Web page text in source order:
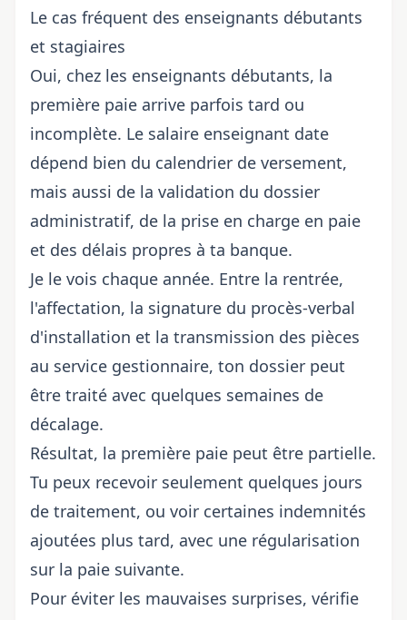
Le cas fréquent des enseignants débutants
et stagiaires
Oui, chez les enseignants débutants, la
première paie arrive parfois tard ou
incomplète. Le salaire enseignant date
dépend bien du calendrier de versement,
mais aussi de la validation du dossier
administratif, de la prise en charge en paie
et des délais propres à ta banque.
Je le vois chaque année. Entre la rentrée,
l'affectation, la signature du procès-verbal
d'installation et la transmission des pièces
au service gestionnaire, ton dossier peut
être traité avec quelques semaines de
décalage.
Résultat, la première paie peut être partielle.
Tu peux recevoir seulement quelques jours
de traitement, ou voir certaines indemnités
ajoutées plus tard, avec une régularisation
sur la paie suivante.
Pour éviter les mauvaises surprises, vérifie